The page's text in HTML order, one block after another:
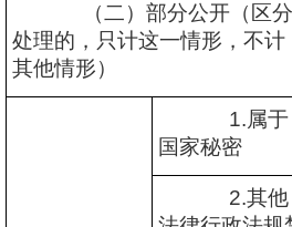
（二）部分公开（区分
处理的，只计这一情形，不计
其他情形）
1.属于
国家秘密
2.其他